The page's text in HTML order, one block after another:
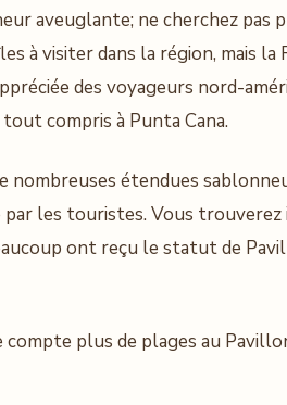
aveuglante; ne cherchez pas
à visiter dans la région, mais la
des voyageurs nord-
compris à Punta Cana.
nombreuses étendues
les touristes. Vous trouverez
ont reçu le statut de
compte plus de plages au